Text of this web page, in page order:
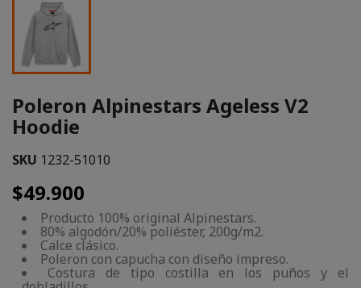
Poleron Alpinestars Ageless V2
Hoodie
SKU 1232-51010
$49.900
Producto 100% original Alpinestars.
80% algodón/20% poliéster, 200g/m2.
Calce clásico.
Poleron con capucha con diseño impreso.
Costura de tipo costilla en los puños y el